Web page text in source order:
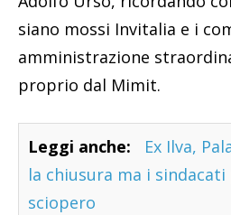
siano mossi Invitalia e i
amministrazione
proprio dal Mimit.
Leggi anche:
Ex Ilva,
la chiusura ma i
sciopero